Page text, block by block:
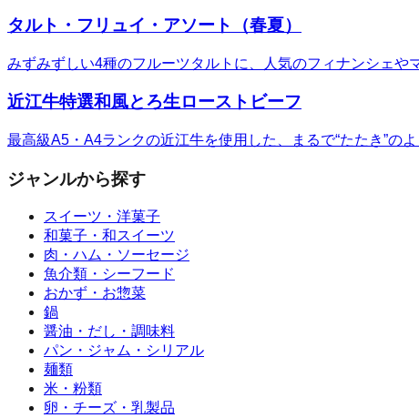
タルト・フリュイ・アソート（春夏）
みずみずしい4種のフルーツタルトに、人気のフィナンシェや
近江牛特選和風とろ生ローストビーフ
最高級A5・A4ランクの近江牛を使用した、まるで“たたき”の
ジャンルから探す
スイーツ・洋菓子
和菓子・和スイーツ
肉・ハム・ソーセージ
魚介類・シーフード
おかず・お惣菜
鍋
醤油・だし・調味料
パン・ジャム・シリアル
麺類
米・粉類
卵・チーズ・乳製品